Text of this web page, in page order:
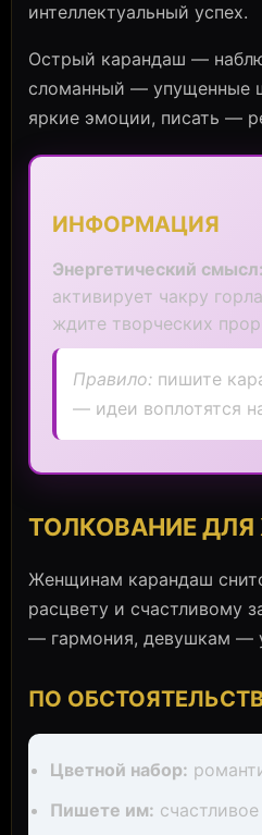
интеллектуальный успех.
Острый карандаш —
сломанный — упущенные
яркие эмоции, писать —
ИНФОРМАЦИЯ
Энергетический смысл:
активирует чакру
ждите творческих
Правило: пишите
— идеи воплотятся
ТОЛКОВАНИЕ
Женщинам карандаш
расцвету и счастливому
— гармония, девушкам —
ПО
Цветной набор:
Пишете им: